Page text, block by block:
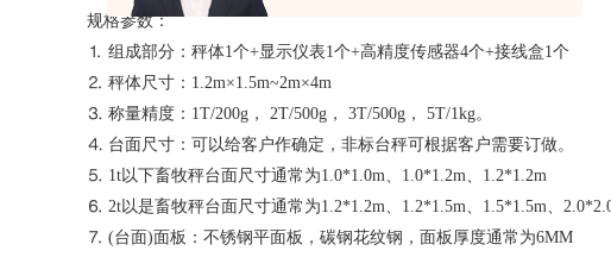
规格参数：
⒈ 组成部分：秤体1个+显示仪表1个+高精度传感器4个+接线盒1个
⒉ 秤体尺寸：1.2m×1.5m~2m×4m
⒊ 称量精度：1T/200g， 2T/500g， 3T/500g， 5T/1kg。
⒋ 台面尺寸：可以给客户作确定，非标台秤可根据客户需要订做。
⒌ 1t以下畜牧秤台面尺寸通常为1.0*1.0m、1.0*1.2m、1.2*1.2m
⒍ 2t以是畜牧秤台面尺寸通常为1.2*1.2m、1.2*1.5m、1.5*1.5m、
⒎ (台面)面板：不锈钢平面板，碳钢花纹钢，面板厚度通常为6MM